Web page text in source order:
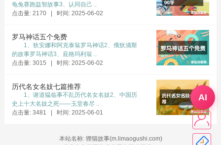
龟兔赛跑益智故事3、认同自己 ..
点击量: 2170 | 时间: 2025-06-02
罗马神话五个免费
1、狄安娜和阿克泰翁罗马神话2、俄狄浦斯
的故事罗马神话3、庇格玛利翁 ..
点击量: 3015 | 时间: 2025-06-02
历代名女名妓七篇推荐
1、谢道韫临事不乱历代名女名妓2、中国历
史上十大名妓之死——玉堂春尽 ..
点击量: 3481 | 时间: 2025-06-01
AI
本站名称: 狸猫故事(m.limaogushi.com)